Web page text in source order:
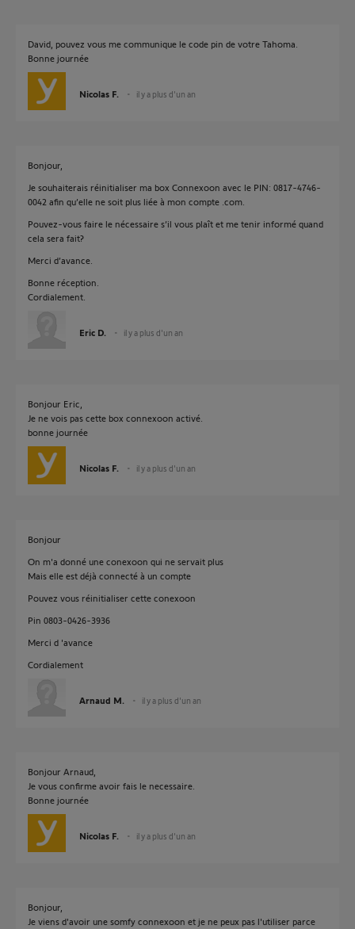
David, pouvez vous me communique le code pin de votre Tahoma.
Bonne journée
Nicolas F. il y a plus d'un an
Bonjour,
Je souhaiterais réinitialiser ma box Connexoon avec le PIN: 0817-4746-
0042 afin qu’elle ne soit plus liée à mon compte .com.
Pouvez-vous faire le nécessaire s’il vous plaît et me tenir informé quand
cela sera fait?
Merci d’avance.
Bonne réception.
Cordialement.
Eric D. il y a plus d'un an
Bonjour Eric,
Je ne vois pas cette box connexoon activé.
bonne journée
Nicolas F. il y a plus d'un an
Bonjour
On m'a donné une conexoon qui ne servait plus
Mais elle est déjà connecté à un compte
Pouvez vous réinitialiser cette conexoon
Pin 0803-0426-3936
Merci d 'avance
Cordialement
Arnaud M. il y a plus d'un an
Bonjour Arnaud,
Je vous confirme avoir fais le necessaire.
Bonne journée
Nicolas F. il y a plus d'un an
Bonjour,
Je viens d'avoir une somfy connexoon et je ne peux pas l'utiliser parce